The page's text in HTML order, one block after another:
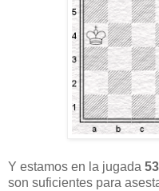
Y estamos en la jugada
son suficientes para